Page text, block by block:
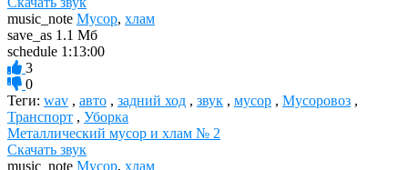
music_note Мусор, хлам
save_as 1.1 Мб
schedule 1:13:00
3
0
Теги: wav , авто , задний ход , звук , мусор , Мусоровоз ,
Транспорт , Уборка
Металлический мусор и хлам № 2
Скачать звук
music_note Мусор, хлам